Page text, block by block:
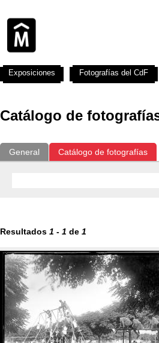
Catálogo de
General Catálogo de fotografías
Resultados 1 - 1 de 1
Exposiciones Fotografías del CdF